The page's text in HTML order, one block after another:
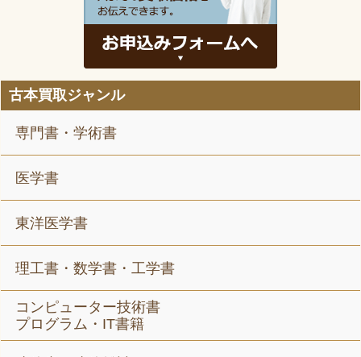
古本買取ジャンル
専門書・学術書
医学書
東洋医学書
理工書・数学書・工学書
コンピューター技術書
プログラム・IT書籍